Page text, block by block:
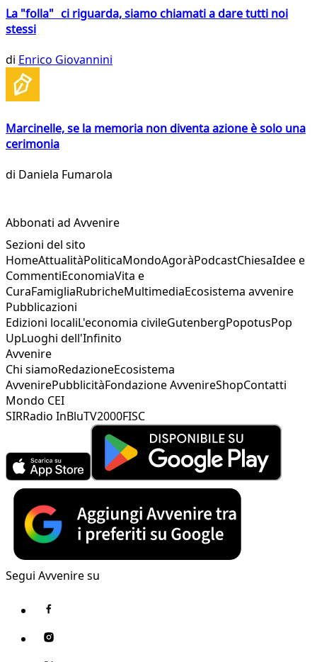
La "folla" ci riguarda, siamo chiamati a dare tutti noi
stessi
di Enrico Giovannini
Marcinelle, se la memoria non diventa azione è solo una
cerimonia
di Daniela Fumarola
Abbonati ad Avvenire
Sezioni del sito
HomeAttualitàPoliticaMondoAgoràPodcastChiesaIdee e
CommentiEconomiaVita e
CuraFamigliaRubricheMultimediaEcosistema avvenire
Pubblicazioni
Edizioni localiL'economia civileGutenbergPopotusPop
UpLuoghi dell'Infinito
Avvenire
Chi siamoRedazioneEcosistema
AvvenirePubblicitàFondazione AvvenireShopContatti
Mondo CEI
SIRRadio InBluTV2000FISC
Segui Avvenire su